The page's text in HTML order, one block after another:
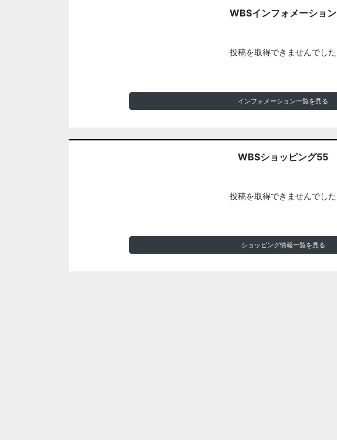
WBSインフォメーション
投稿を取得できませんでした
インフォメーション一覧を見る
WBSショッピング55
投稿を取得できませんでした
ショッピング情報一覧を見る